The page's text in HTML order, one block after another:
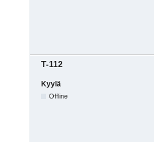
T-112
Kyylä
Offline